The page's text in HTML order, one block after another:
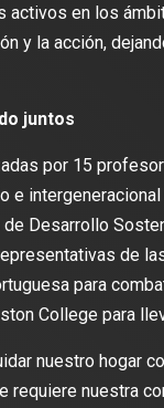
activos en los
y la acción,
juntos
por 15
e
Desarrollo
de
para
College para
nuestro hogar
requiere nuestra